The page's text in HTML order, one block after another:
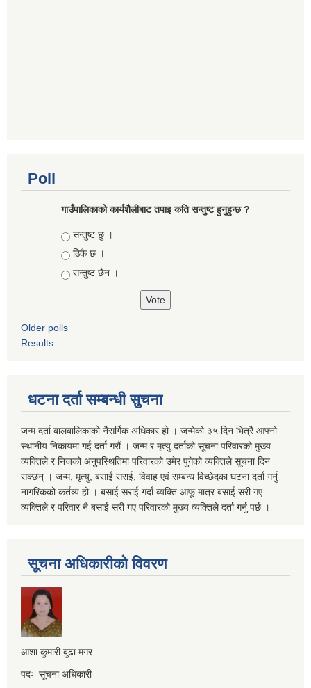
Poll
गाउँपालिकाको कार्यशैलीबाट तपाइ कति सन्तुष्ट हुनुहुन्छ ?
Choices
सन्तुष्ट छु ।
ठिकै छ ।
सन्तुष्ट छैन ।
Older polls
Results
धटना दर्ता सम्बन्धी सुचना
जन्म दर्ता बालबालिकाको नैसर्गिक अधिकार हो । जन्मेको ३५ दिन भित्रै आफ्नो
स्थानीय निकायमा गई दर्ता गरौं । जन्म र मृत्यु दर्ताको सूचना परिवारको मुख्य
व्यक्तिले र निजको अनुपस्थितिमा परिवारको उमेर पुगेको व्यक्तिले सूचना दिन
सक्छन् । जन्म, मृत्यु, बसाई सराई, विवाह एवं सम्बन्ध विच्छेदका घटना दर्ता गर्नु
नागरिकको कर्तव्य हो । बसाई सराई गर्दा व्यक्ति आफू मात्र बसाई सरी गए
व्यक्तिले र परिवार नै बसाई सरी गए परिवारको मुख्य व्यक्तिले दर्ता गर्नु पर्छ ।
सूचना अधिकारीको विवरण
आशा कुमारी बुढा मगर
पदः सूचना अधिकारी